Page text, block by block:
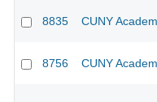
8835 CUNY
8756 CUNY